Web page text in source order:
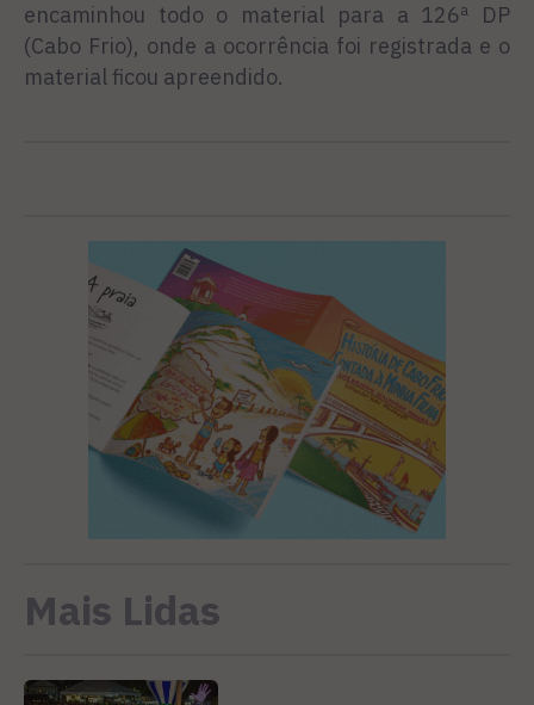
encaminhou todo o material para a 126ª DP
(Cabo Frio), onde a ocorrência foi registrada e o
material ficou apreendido.
Mais Lidas